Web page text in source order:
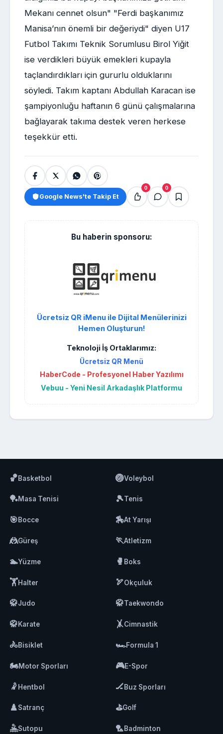
Mekanı cennet olsun" "Ferdi başkanımız
Manisa’nın önemli bir değeriydi" diyen U17
Futbol Takımı Teknik Sorumlusu Birol Yiğit
ise verdikleri büyük emekleri kupayla
taçlandırdıkları için gururlu olduklarını
söyledi. Takım kaptanı Abdullah Karacan ise
şampiyonluğu haftanın 6 günü çalışmalarına
bağlayarak takıma destek veren herkese
teşekkür etti.
Google News'te Takip Et
0 0
Bu haberin sponsoru:
Ücretsiz QR iMenu ile Dijital Menülerinizi
Hemen Oluşturun!
Teknoloji İş Ortaklarımız:
Ücretsiz QR Menü
HaberCode - Profesyonel Haber Yazılımı
Vebuu - Yeni Nesil Arkadaşlık Platformu
🏀Basketbol 🏐Voleybol
🏓Masa Tenisi 🎾Tenis
🎯Bocce 🏇At Yarışı
🤼Güreş 🏃Atletizm
🏊Yüzme 🥊 Boks
🏋️Halter 🏹Okçuluk
🥋Judo 🥋Taekwondo
🥋Karate 🤸Cimnastik
🚴Bisiklet 🏎️Formula 1
🏍️Motor Sporları 🎮E-Spor
🤾Hentbol 🏒Buz Sporları
♟️Satranç ⛳Golf
🤽Sutopu 🏸Badminton